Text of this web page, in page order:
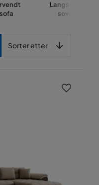
Langsgående
sovesofa
Sorter etter